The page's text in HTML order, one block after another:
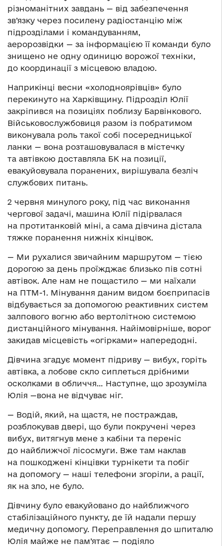
різноманітних завдань — від забезпечення
зв’язку через посилену радіостанцію між
підрозділами і командуванням,
аеророзвідки — за інформацією її команди було
знищено не одну одиницю ворожої техніки,
до координації з місцевою владою.
Наприкінці весни «холодноярівців» було
перекинуто на Харківщину. Підрозділ Юлії
закріпився на позиціях поблизу Барвінкового.
Військовослужбовиця разом із побратимом
виконувала роль такої собі посередницької
ланки — вона розташовувалася в містечку
та автівкою доставляла БК на позиції,
евакуйовувала поранених, вирішувала безліч
службових питань.
2 червня минулого року, під час виконання
чергової задачі, машина Юлії підірвалася
на протитанковій міні, а сама дівчина дістала
тяжке поранення нижніх кінцівок.
— Ми рухалися звичайним маршрутом — тією
дорогою за день проїжджає близько пів сотні
автівок. Але нам не пощастило — ми наїхали
на ПТМ-1. Мінування даним видом боєприпасів
відбувається за допомогою реактивних систем
залпового вогню або вертолітною системою
дистанційного мінування. Найімовірніше, ворог
закидав місцевість «огірками» напередодні.
Дівчина згадує момент підриву — вибух, горіть
автівка, а лобове скло сиплеться дрібними
осколками в обличчя… Наступне, що зрозуміла
Юлія —вона не відчуває ніг.
— Водій, який, на щастя, не постраждав,
розблокував двері, що були покручені через
вибух, витягнув мене з кабіни та переніс
до найближчої лісосмуги. Вже там наклав
на пошкоджені кінцівки турнікети та побіг
на допомогу — наші телефони згоріли, а рації,
як на зло, не було.
Дівчину було евакуйовано до найближчого
стабілізаційного пункту, де їй надали першу
медичну допомогу. Переправлення до шпиталю
Юлія майже не пам’ятає — подіяло